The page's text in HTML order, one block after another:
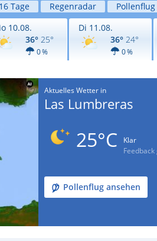
16 Tage Regenradar Pollenflug
10.08.
36° 25°
0 %
Di 11.08.
36° 24°
0 %
Aktuelles Wetter in
Las Lumbreras
25°C
Klar
Pollenflug ansehen